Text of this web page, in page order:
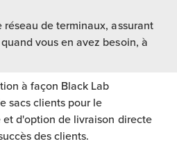
de terminaux, assurant
vous en avez besoin, à
à façon Black Lab
sacs clients pour le
d'option de livraison directe
des clients.